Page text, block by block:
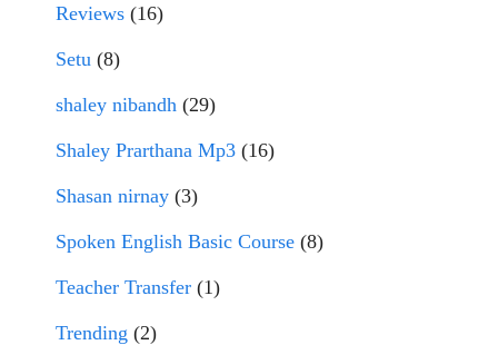
Reviews (16)
Setu (8)
shaley nibandh (29)
Shaley Prarthana Mp3 (16)
Shasan nirnay (3)
Spoken English Basic Course (8)
Teacher Transfer (1)
Trending (2)